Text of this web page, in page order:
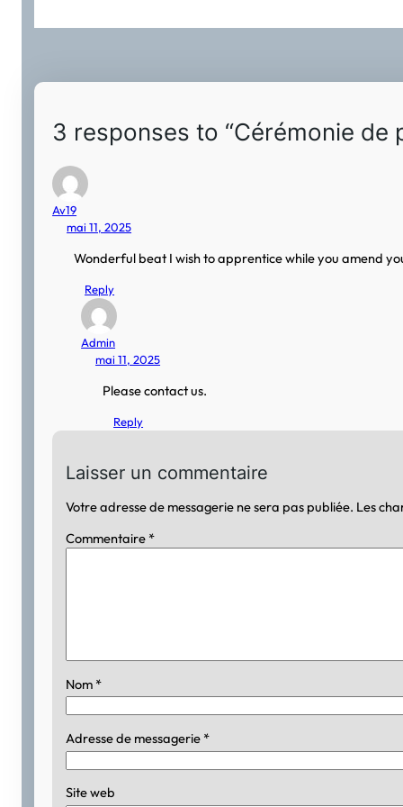
3 responses to “Cérémonie de
Av19
mai 11, 2025
Wonderful beat I wish to apprentice while you amend
Reply
Admin
mai 11, 2025
Please contact us.
Reply
Laisser un commentaire
Votre adresse de messagerie ne sera pas publiée. Les
Commentaire *
Nom *
Adresse de messagerie *
Site web